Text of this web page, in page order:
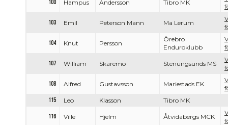
100 Hampus Andersson Tibro MK
103 Emil Peterson Mann Ma Lerum
104 Knut Persson
Örebro
Enduroklubb
107 William Skaremo Stenungsunds MS
108 Alfred Gustavsson Mariestads EK
115
Leo Klasson Tibro MK
116 Ville Hjelm Åtvidabergs MCK